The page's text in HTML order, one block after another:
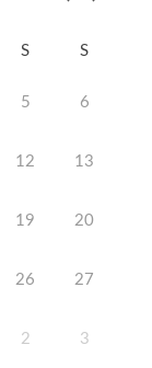
S S
5 6
12 13
19 20
26 27
2 3